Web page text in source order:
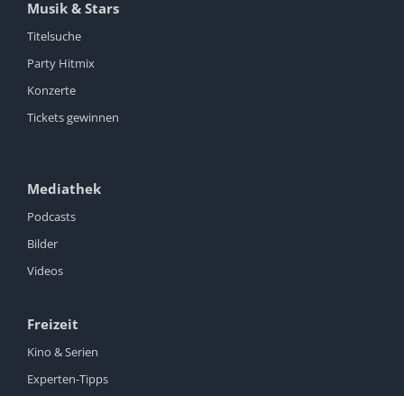
Musik & Stars
Titelsuche
Party Hitmix
Konzerte
Tickets gewinnen
Mediathek
Podcasts
Bilder
Videos
Freizeit
Kino & Serien
Experten-Tipps